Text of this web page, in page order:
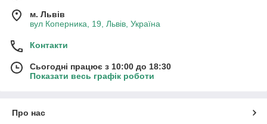
м. Львів
вул Коперника, 19, Львів, Україна
Контакти
Сьогодні працює з 10:00 до 18:30
Показати весь графік роботи
Про нас